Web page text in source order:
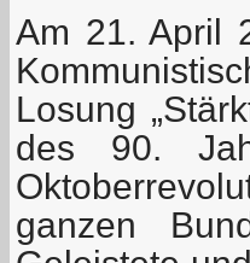
Am 21. April
Losung
des 90.
ganzen